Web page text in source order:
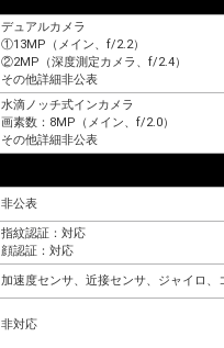
デュアルカメラ
①13MP（メイン、f/2.2）
②2MP（深度測定カメラ、f/2.4）
その他詳細非公表
水滴ノッチ式インカメラ
画素数：8MP（メイン、f/2.0）
その他詳細非公表
非公表
指紋認証：対応
顔認証：対応
加速度センサ、近接センサ、ジャイロ、
非対応